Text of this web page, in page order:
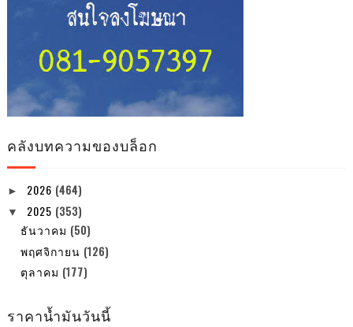
คลังบทความของบล็อก
► 2026 (464)
▼ 2025 (353)
ธันวาคม (50)
พฤศจิกายน (126)
ตุลาคม (177)
ราคาน้ำมันวันนี้